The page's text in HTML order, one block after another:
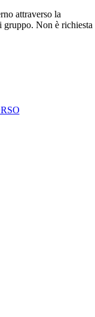
attraverso la
gruppo. Non è richiesta